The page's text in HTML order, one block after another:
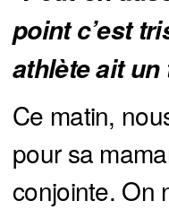
point c’est
athlète ait
Ce matin,
pour sa
conjointe. On